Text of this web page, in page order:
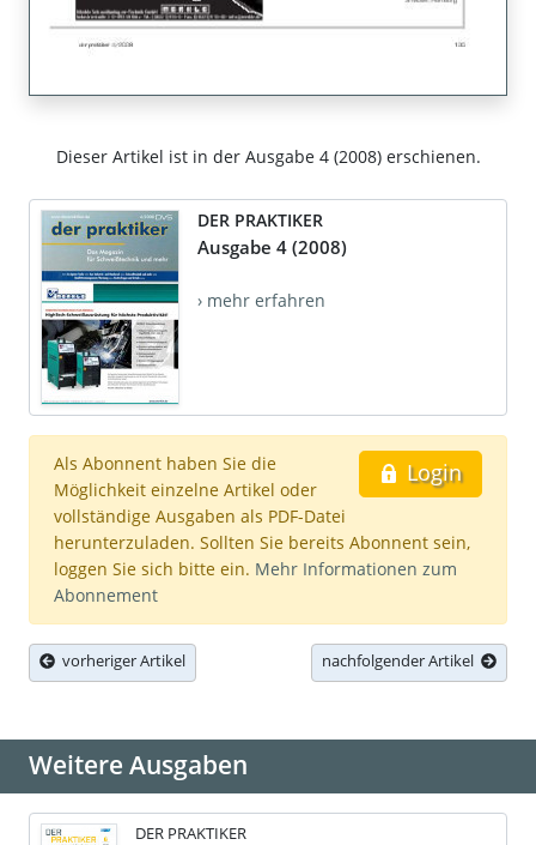
Dieser Artikel ist in der Ausgabe 4 (2008) erschienen.
DER PRAKTIKER
Ausgabe 4 (2008)
› mehr erfahren
Login
Als Abonnent haben Sie die
Möglichkeit einzelne Artikel oder
vollständige Ausgaben als PDF-Datei
herunterzuladen. Sollten Sie bereits Abonnent sein,
loggen Sie sich bitte ein. Mehr Informationen zum
Abonnement
vorheriger Artikel nachfolgender Artikel
Weitere Ausgaben
DER PRAKTIKER